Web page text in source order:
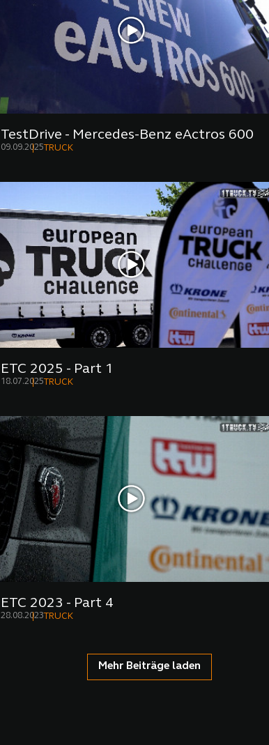
TestDrive - Mercedes-Benz eActros 600
09.09.2025TRUCK
ETC 2025 - Part 1
18.07.2025TRUCK
ETC 2023 - Part 4
28.08.2023TRUCK
Mehr Beiträge laden